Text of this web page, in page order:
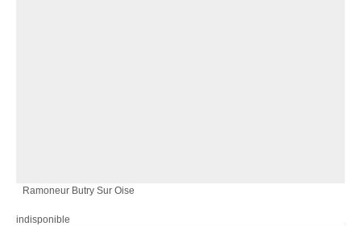
Ramoneur Butry Sur Oise
indisponible